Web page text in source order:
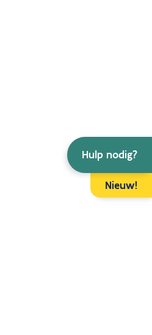
Hulp nodig?
Nieuw!